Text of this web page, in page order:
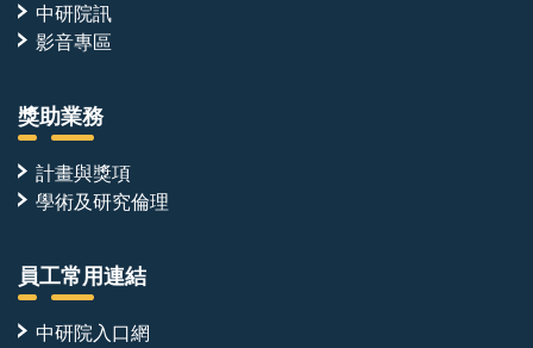
中研院訊
影音專區
獎助業務
計畫與獎項
學術及研究倫理
員工常用連結
中研院入口網